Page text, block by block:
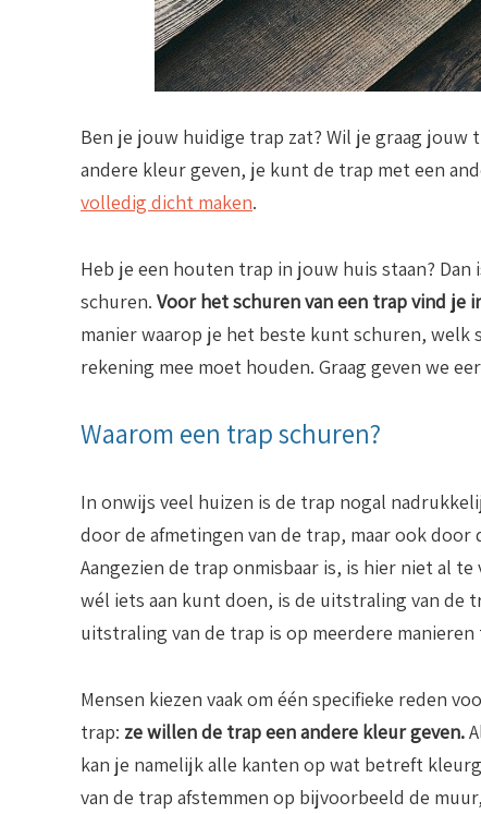
Ben je jouw huidige trap zat? Wil je graag
andere kleur geven, je kunt de trap met een
volledig dicht maken.
Heb je een houten trap in jouw huis staan?
schuren. Voor het schuren van een trap vind je
manier waarop je het beste kunt schuren,
rekening mee moet houden. Graag geven we
Waarom een trap schuren?
In onwijs veel huizen is de trap nogal
door de afmetingen van de trap, maar ook door
Aangezien de trap onmisbaar is, is hier niet al te
wél iets aan kunt doen, is de uitstraling van de
uitstraling van de trap is op meerdere manieren
Mensen kiezen vaak om één specifieke reden
trap: ze willen de trap een andere kleur geven.
kan je namelijk alle kanten op wat betreft
van de trap afstemmen op bijvoorbeeld de